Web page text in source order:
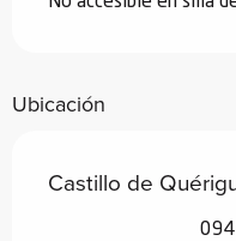
Ubicación
Castillo de